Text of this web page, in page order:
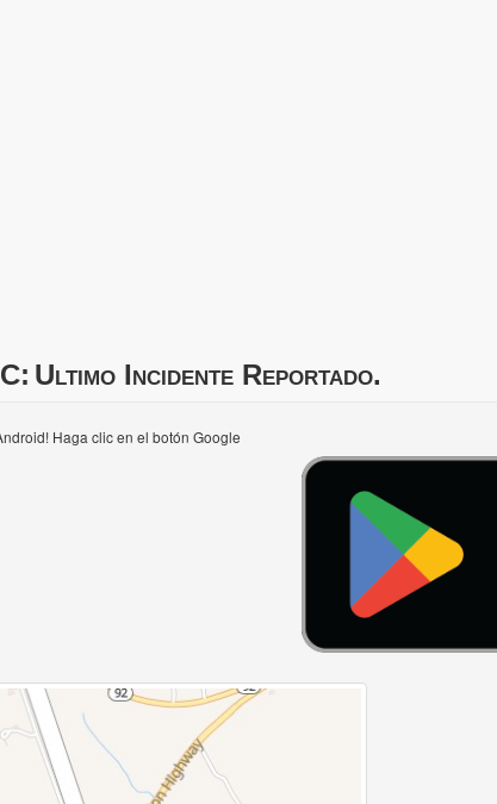
Ultimo Incidente Reportado.
Haga clic en el botón Google